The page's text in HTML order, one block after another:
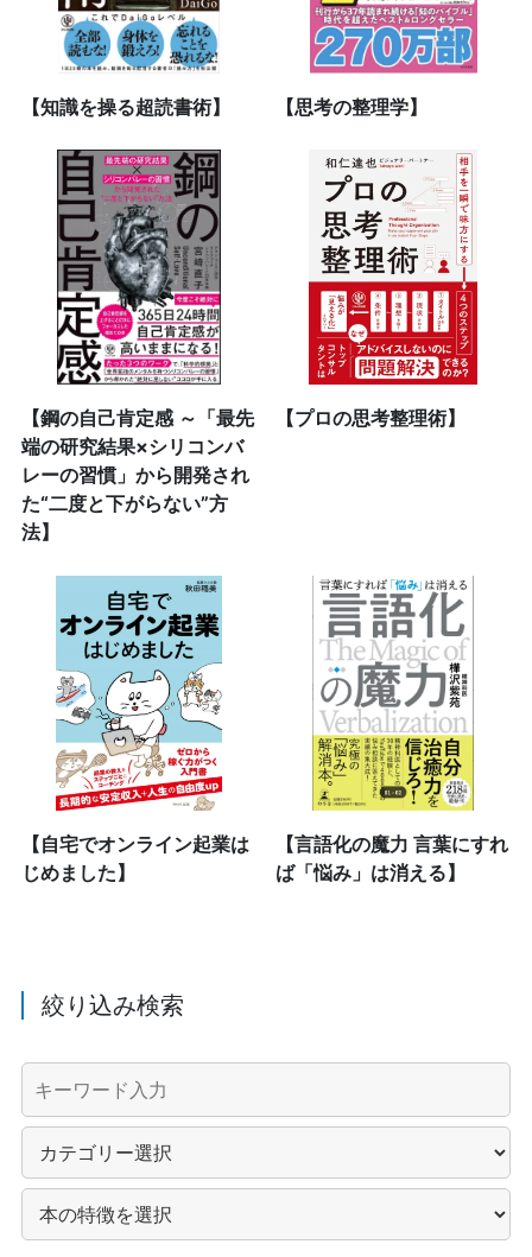
【知識を操る超読書術】 【思考の整理学】
【鋼の自己肯定感 ～「最先
端の研究結果×シリコンバ
レーの習慣」から開発され
た“二度と下がらない”方
法】
【プロの思考整理術】
【自宅でオンライン起業は
じめました】
【言語化の魔力 言葉にすれ
ば「悩み」は消える】
絞り込み検索